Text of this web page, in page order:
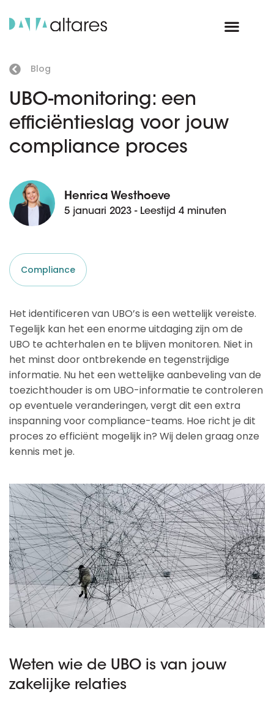
Blog
UBO-monitoring: een
efficiëntieslag voor jouw
compliance proces
Henrica Westhoeve
5 januari 2023 - Leestijd 4 minuten
Compliance
Het identificeren van UBO’s is een wettelijk vereiste.
Tegelijk kan het een enorme uitdaging zijn om de
UBO te achterhalen en te blijven monitoren. Niet in
het minst door ontbrekende en tegenstrijdige
informatie. Nu het een wettelijke aanbeveling van de
toezichthouder is om UBO-informatie te controleren
op eventuele veranderingen, vergt dit een extra
inspanning voor compliance-teams. Hoe richt je dit
proces zo efficiënt mogelijk in? Wij delen graag onze
kennis met je.
Weten wie de UBO is van jouw
zakelijke relaties